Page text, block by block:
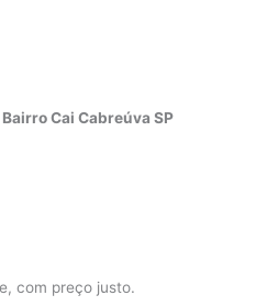
Cai Cabreúva SP
com preço justo.